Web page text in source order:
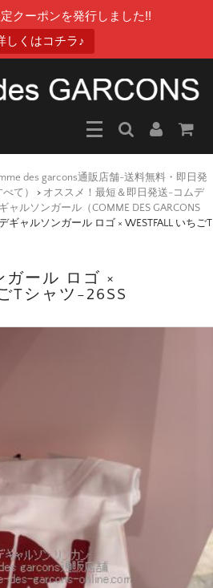
定クーポンを発行しました!!
しくはコチラ♪
des garcons通販店舗-送料無料・即日発
て） > オススメ！最短＆即日発送-コムデ
ャルソンガール（COMME DES GARCONS
ギャルソンガール ロゴ × WESTFALL いちごT
ガール ロゴ ×
Tシャツ-26SS